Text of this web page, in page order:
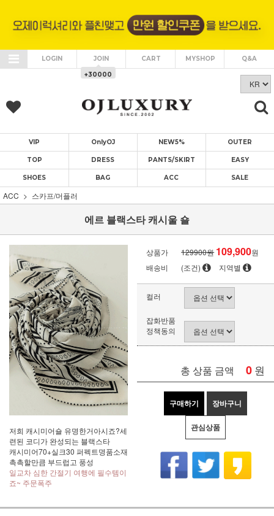
LOGIN
JOIN
+30000
CART MYSHOP Q&A
VIP OnlyOJ NEW5% OUTER
TOP DRESS PANTS/SKIRT EASY
SHOES BAG ACC SALE
ACC 스카프/머플러
에르 블랙스타 캐시울 숄
저희 캐시미어숄 유명한거아시죠?세
련된 코디가 완성되는 블랙스타
캐시미어70+실크30 퍼펙트명품소재
촉촉할만큼 부드럽고 풍성
일교차 심한 간절기 여행에 필수템이
죠~ 주문폭주
상품가 129900원 109,900원
배송비
(조건) 지역별
컬러
잡화반품
정책동의
총 상품 금액 0 원
구매하기 장바구니
관심상품